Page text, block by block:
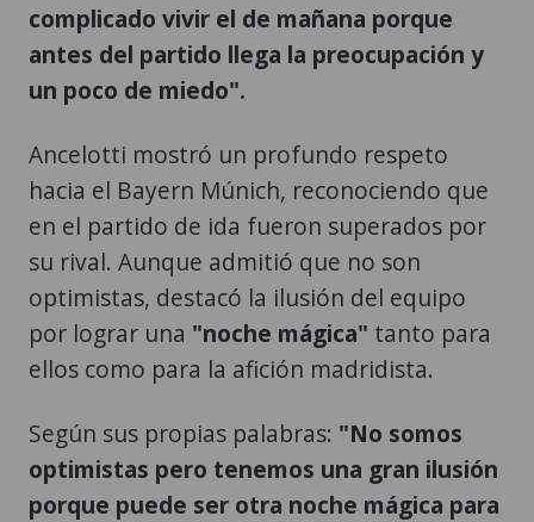
complicado vivir el de mañana porque
antes del partido llega la preocupación y
un poco de miedo".
Ancelotti mostró un profundo respeto
hacia el Bayern Múnich, reconociendo que
en el partido de ida fueron superados por
su rival. Aunque admitió que no son
optimistas, destacó la ilusión del equipo
por lograr una "noche mágica" tanto para
ellos como para la afición madridista.
Según sus propias palabras: "No somos
optimistas pero tenemos una gran ilusión
porque puede ser otra noche mágica para